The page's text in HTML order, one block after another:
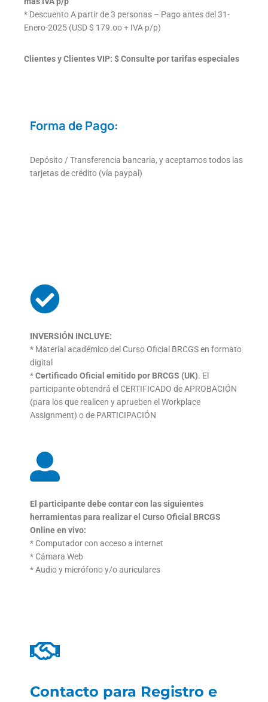
* Descuento A partir de 3 personas – Pago antes del 31-
Enero-2025 (USD $ 179.oo + IVA p/p)
Clientes y Clientes VIP: $ Consulte por tarifas especiales
Forma de Pago:
Depósito / Transferencia bancaria, y aceptamos todos las
tarjetas de crédito (vía paypal)
INVERSIÓN INCLUYE:
* Material académico del Curso Oficial BRCGS en formato
digital
*Certificado Oficial emitido por BRCGS (UK). El
participanteobtendrá el CERTIFICADO de APROBACIÓN
(para los que realicen y aprueben el Workplace
Assignment) o de PARTICIPACIÓN
El participante debe contar con las siguientes
herramientaspara realizar el Curso Oficial BRCGS
Online en vivo:
* Computador con acceso a internet
* Cámara Web
* Audio y micrófono y/o auriculares
Contacto para Registro e